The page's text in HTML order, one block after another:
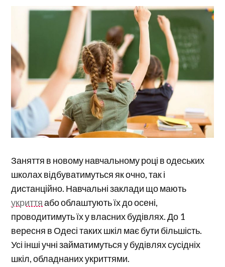
Заняття в новому навчальному році в одеських
школах відбуватимуться як очно, так і
дистанційно. Навчальні заклади що мають
укриттяабо облаштують їх до осені,
проводитимуть їх у власних будівлях. До 1
вересня в Одесі таких шкіл має бути більшість.
Усі інші учні займатимуться у будівлях сусідніх
шкіл, обладнаних укриттями.